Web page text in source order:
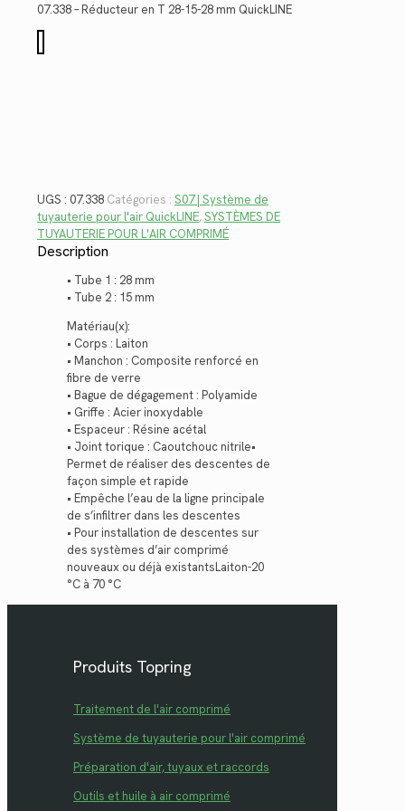
était : est :
07.338 – Réducteur en T 28-15-28 mm QuickLINE
de
UGS : 07.338 Catégories : S07 | Système de
tuyauterie pour l'air QuickLINE,SYSTÈMES DE
TUYAUTERIE POUR L'AIR COMPRIMÉ
Description
• Tube 1 : 28 mm
• Tube 2 : 15 mm
Matériau(x):
• Corps : Laiton
• Manchon : Composite renforcé en
fibre de verre
• Bague de dégagement : Polyamide
• Griffe : Acier inoxydable
• Espaceur : Résine acétal
• Joint torique : Caoutchouc nitrile•
Permet de réaliser des descentes de
façon simple et rapide
• Empêche l’eau de la ligne principale
de s’infiltrer dans les descentes
• Pour installation de descentes sur
des systèmes d’air comprimé
nouveaux ou déjà existantsLaiton-20
°C à 70 °C
Produits Topring
Traitement de l'air comprimé
Système de tuyauterie pour l'air comprimé
Préparation d'air, tuyaux et raccords
Outils et huile à air comprimé